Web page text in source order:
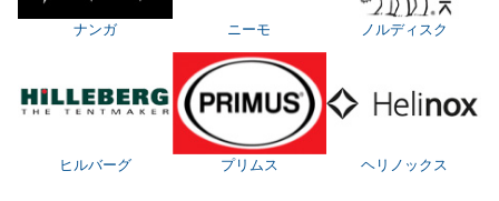
ナンガ ニーモ ノルディスク
ヒルバーグ プリムス ヘリノックス